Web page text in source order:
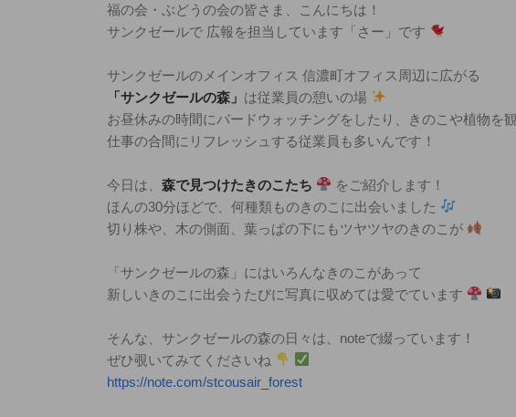
福の会・ぶどうの会の皆さま、こんにちは！
サンクゼールで 広報を担当しています「さー」です
サンクゼールのメインオフィス 信濃町オフィス周辺に広がる
「サンクゼールの森」 は従業員の憩いの場
お昼休みの時間にバードウォッチングをしたり、きのこや植物を観
仕事の合間にリフレッシュする従業員も多いんです！
今日は、 森で見つけたきのこたち
をご紹介します！
ほんの30分ほどで、何種類ものきのこに出会いました
切り株や、木の側面、葉っぱの下にもツヤツヤのきのこが
「サンクゼールの森」にはいろんなきのこがあって
新しいきのこに出会うたびに写真に収めては愛でています
そんな、サンクゼールの森の日々は、noteで綴っています！
ぜひ覗いてみてくださいね
https://note.com/stcousair_forest